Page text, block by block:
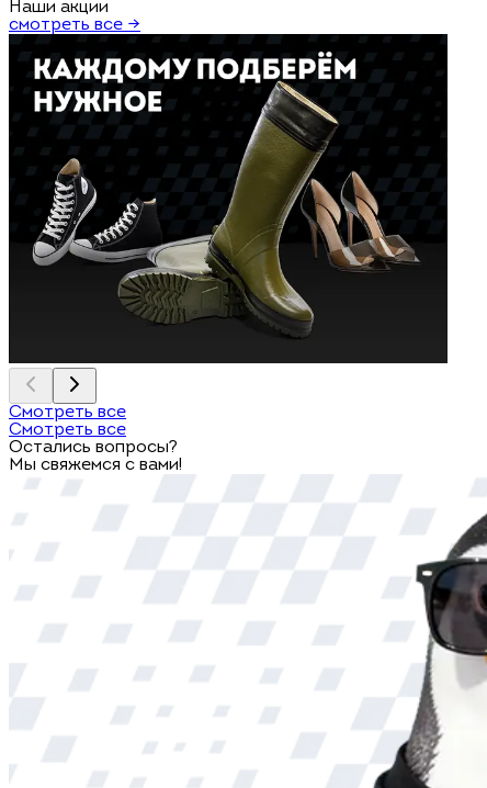
Наши акции
смотреть все →
Смотреть все
Смотреть все
Остались вопросы?
Мы свяжемся с вами!